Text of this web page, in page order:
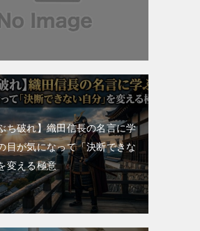
ち破れ】織田信長の名言に学
目が気になって「決断できな
変える極意